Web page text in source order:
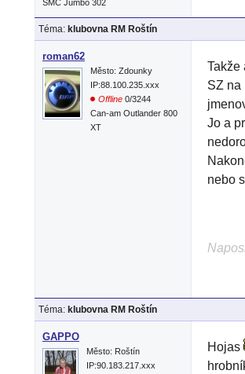
SMC Jumbo 302
Téma: klubovna RM Roštín
roman62
Město: Zdounky
IP:88.100.235.xxx
Offline 0/3244
Can-am Outlander 800
XT
Takže
SZ na
Jo a
nebo
Téma: klubovna RM Roštín
GAPPO
Město: Roštín
IP:90.183.217.xxx
Hojas